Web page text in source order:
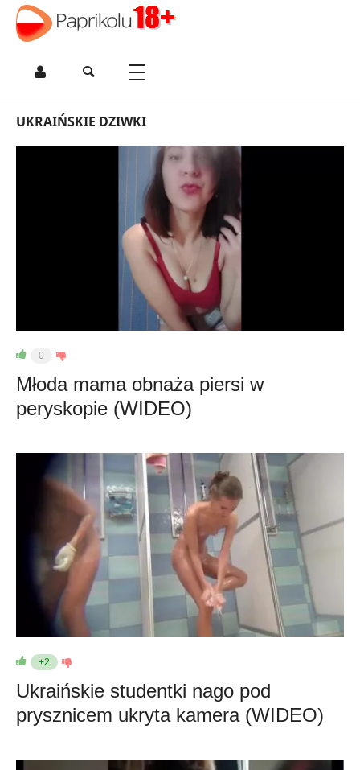
UKRAIŃSKIE DZIWKI
0
Młoda mama obnaża piersi w
peryskopie (WIDEO)
+2
Ukraińskie studentki nago pod
prysznicem ukryta kamera (WIDEO)